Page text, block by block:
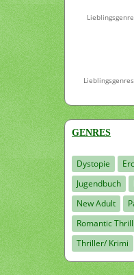
GENRES
Dystopie
Jugendbuch
New Adult
Romantic Thrill
Thriller/ Krimi